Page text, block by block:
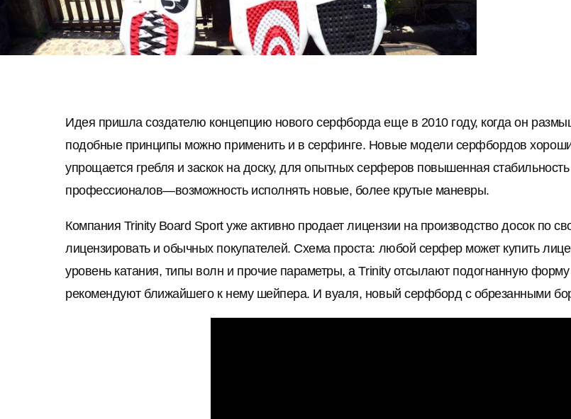
Идея пришла создателю концепцию нового серфборда еще в 2010 году, когда он
подобные принципы можно применить и в серфинге. Новые модели серфбордов
упрощается гребля и заскок на доску, для опытных серферов повышенная
профессионалов—возможность исполнять новые, более крутые маневры.
Компания Trinity Board Sport уже активно продает лицензии на производство досок по
лицензировать и обычных покупателей. Схема проста: любой серфер может купить
уровень катания, типы волн и прочие параметры, а Trinity отсылают подогнанную
рекомендуют ближайшего к нему шейпера. И вуаля, новый серфборд с обрезанными